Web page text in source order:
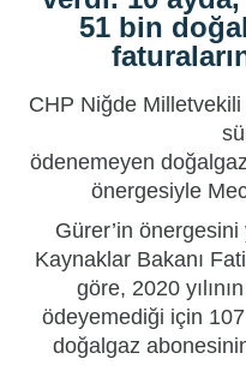
51 bin
CHP Niğde Milletvekili
ödenemeyen doğalgaz
önergesiyle
Gürer’in
Kaynaklar Bakanı
göre, 2020
ödeyemediği için
doğalgaz